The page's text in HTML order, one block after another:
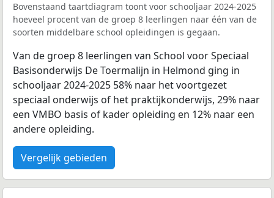
Bovenstaand taartdiagram toont voor schooljaar 2024-2025
hoeveel procent van de groep 8 leerlingen naar één van de
soorten middelbare school opleidingen is gegaan.
Van de groep 8 leerlingen van School voor Speciaal
Basisonderwijs De Toermalijn in Helmond ging in
schooljaar 2024-2025 58% naar het voortgezet
speciaal onderwijs of het praktijkonderwijs, 29% naar
een VMBO basis of kader opleiding en 12% naar een
andere opleiding.
Vergelijk gebieden